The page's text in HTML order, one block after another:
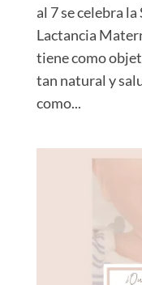
al 7 se celebra
Lactancia
tiene como
tan natural y
como...